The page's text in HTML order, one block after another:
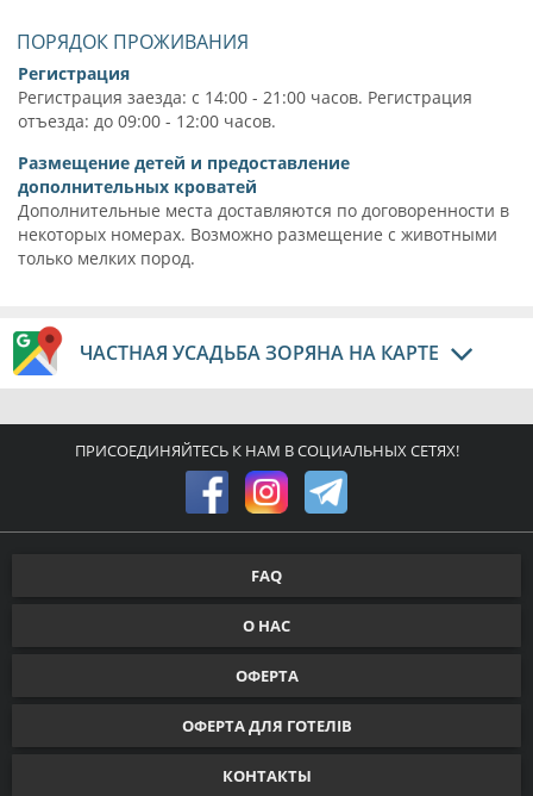
ПОРЯДОК ПРОЖИВАНИЯ
Регистрация
Регистрация заезда: с 14:00 - 21:00 часов. Регистрация
отъезда: до 09:00 - 12:00 часов.
Размещение детей и предоставление
дополнительных кроватей
Дополнительные места доставляются по договоренности в
некоторых номерах. Возможно размещение с животными
только мелких пород.
ЧАСТНАЯ УСАДЬБА ЗОРЯНА НА КАРТЕ
ПРИСОЕДИНЯЙТЕСЬ К НАМ В СОЦИАЛЬНЫХ СЕТЯХ!
FAQ
О НАС
ОФЕРТА
ОФЕРТА ДЛЯ ГОТЕЛІВ
КОНТАКТЫ